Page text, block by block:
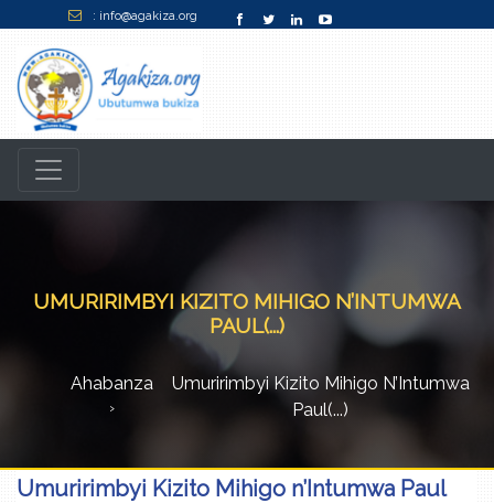
: info@agakiza.org
UMURIRIMBYI KIZITO MIHIGO N’INTUMWA
PAUL(...)
Ahabanza Umuririmbyi Kizito Mihigo N’Intumwa
Paul(...)
Umuririmbyi Kizito Mihigo n’Intumwa Paul